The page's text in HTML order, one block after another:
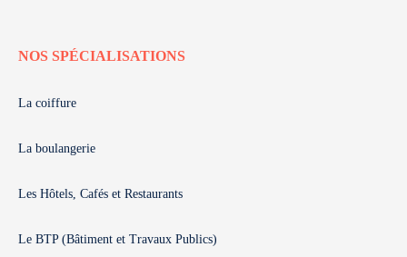
NOS SPÉCIALISATIONS
La coiffure
La boulangerie
Les Hôtels, Cafés et Restaurants
Le BTP (Bâtiment et Travaux Publics)